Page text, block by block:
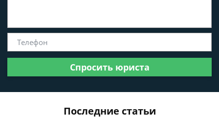
Спросить юриста
Последние статьи